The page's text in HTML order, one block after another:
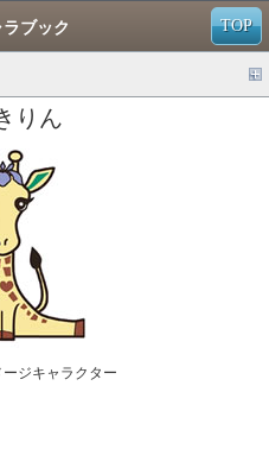
TOP
ブック
りん
ジキャラクター